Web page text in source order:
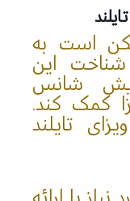
است به
این
شانس
کمک کند.
تایلند